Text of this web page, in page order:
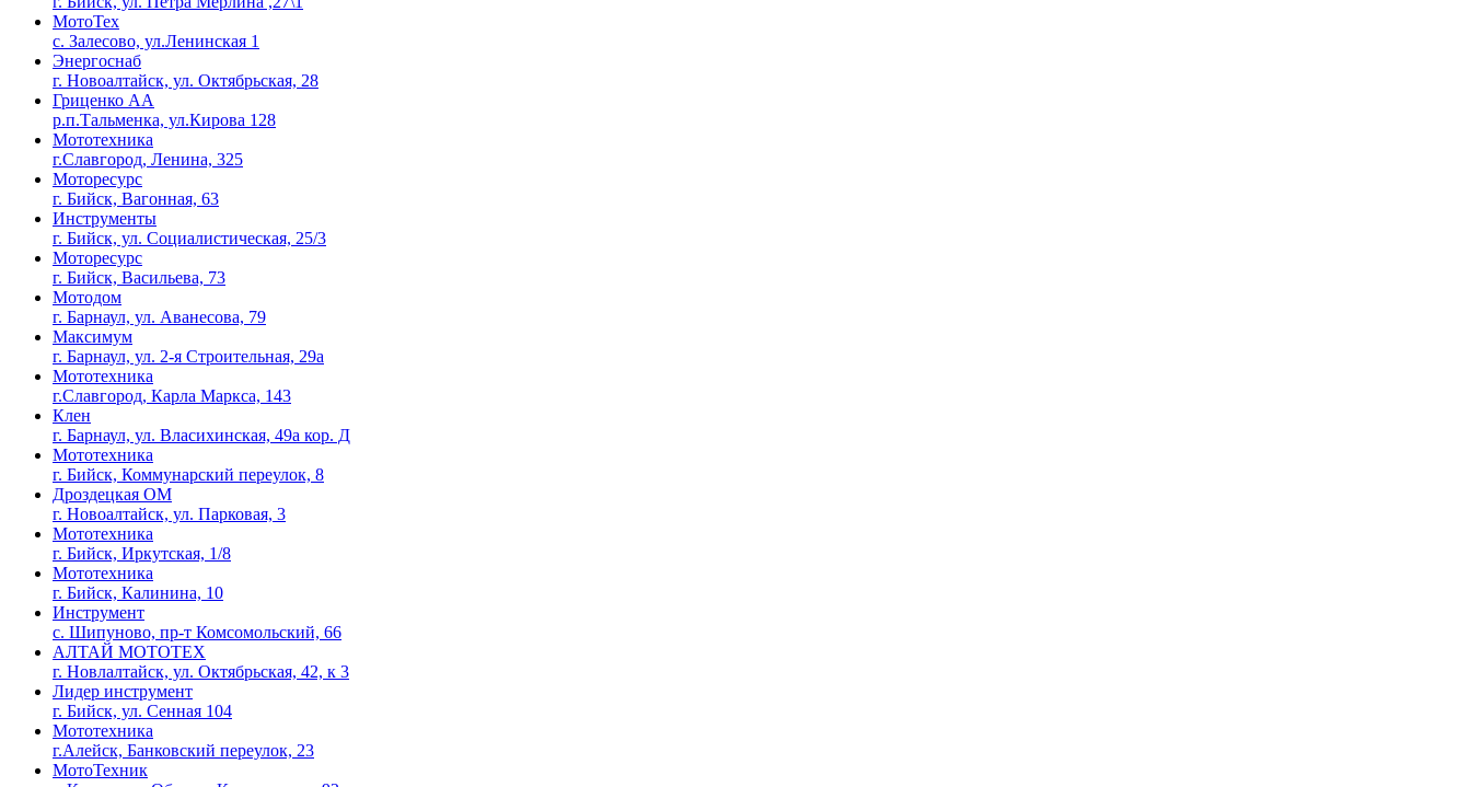
МотоТех
с. Залесово, ул.Ленинская 1
Энергоснаб
г. Новоалтайск, ул. Октябрьская, 28
Гриценко АА
р.п.Тальменка, ул.Кирова 128
Мототехника
г.Славгород, Ленина, 325
Моторесурс
г. Бийск, Вагонная, 63
Инструменты
г. Бийск, ул. Социалистическая, 25/3
Моторесурс
г. Бийск, Васильева, 73
Мотодом
г. Барнаул, ул. Аванесова, 79
Максимум
г. Барнаул, ул. 2-я Строительная, 29а
Мототехника
г.Славгород, Карла Маркса, 143
Клен
г. Барнаул, ул. Власихинская, 49а кор. Д
Мототехника
г. Бийск, Коммунарский переулок, 8
Дроздецкая ОМ
г. Новоалтайск, ул. Парковая, 3
Мототехника
г. Бийск, Иркутская, 1/8
Мототехника
г. Бийск, Калинина, 10
Инструмент
с. Шипуново, пр-т Комсомольский, 66
АЛТАЙ МОТОТЕХ
г. Новлалтайск, ул. Октябрьская, 42, к 3
Лидер инструмент
г. Бийск, ул. Сенная 104
Мототехника
г.Алейск, Банковский переулок, 23
МотоТехник